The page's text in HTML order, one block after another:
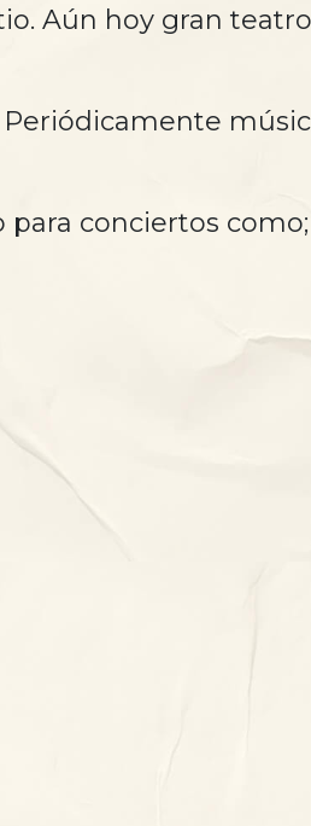
Aún hoy gran
para conciertos como;